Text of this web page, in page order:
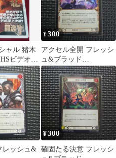
ャル 猪木
ビデオ・
DVD ま
¥300
アクセル全開 フレッシ
ュ&ブラッド
FLESH&BLOOD 闘魂
激突
レッシュ&
¥300
確固たる決意 フレッシ